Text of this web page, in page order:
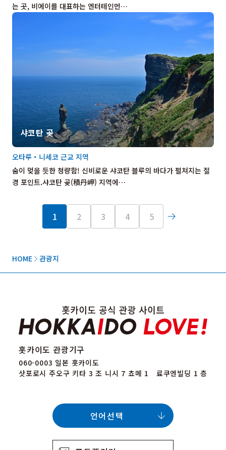
HOME 관광지
는 곳, 비에이를 대표하는 엔터테인먼…
샤코탄 곶
숨이 멎을 듯한 청량함! 신비로운 샤코탄 블루의 바다가 펼쳐지는 절
경 포인트.샤코탄 곶(積丹岬) 지역에…
오타루・니세코 근교 지역
1 2 3 4 5
홋카이도 관광기구
060-0003 일본 홋카이도
삿포로시 주오구 키타 3 조 니시 7 쵸메 1 료쿠엔빌딩 1 층
언어선택